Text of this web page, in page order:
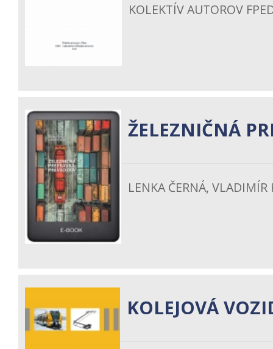
KOLEKTÍV AUTOROV
ŽELEZNIČNÁ
LENKA ČERNÁ, VLADIMÍR
KOLEJOVÁ